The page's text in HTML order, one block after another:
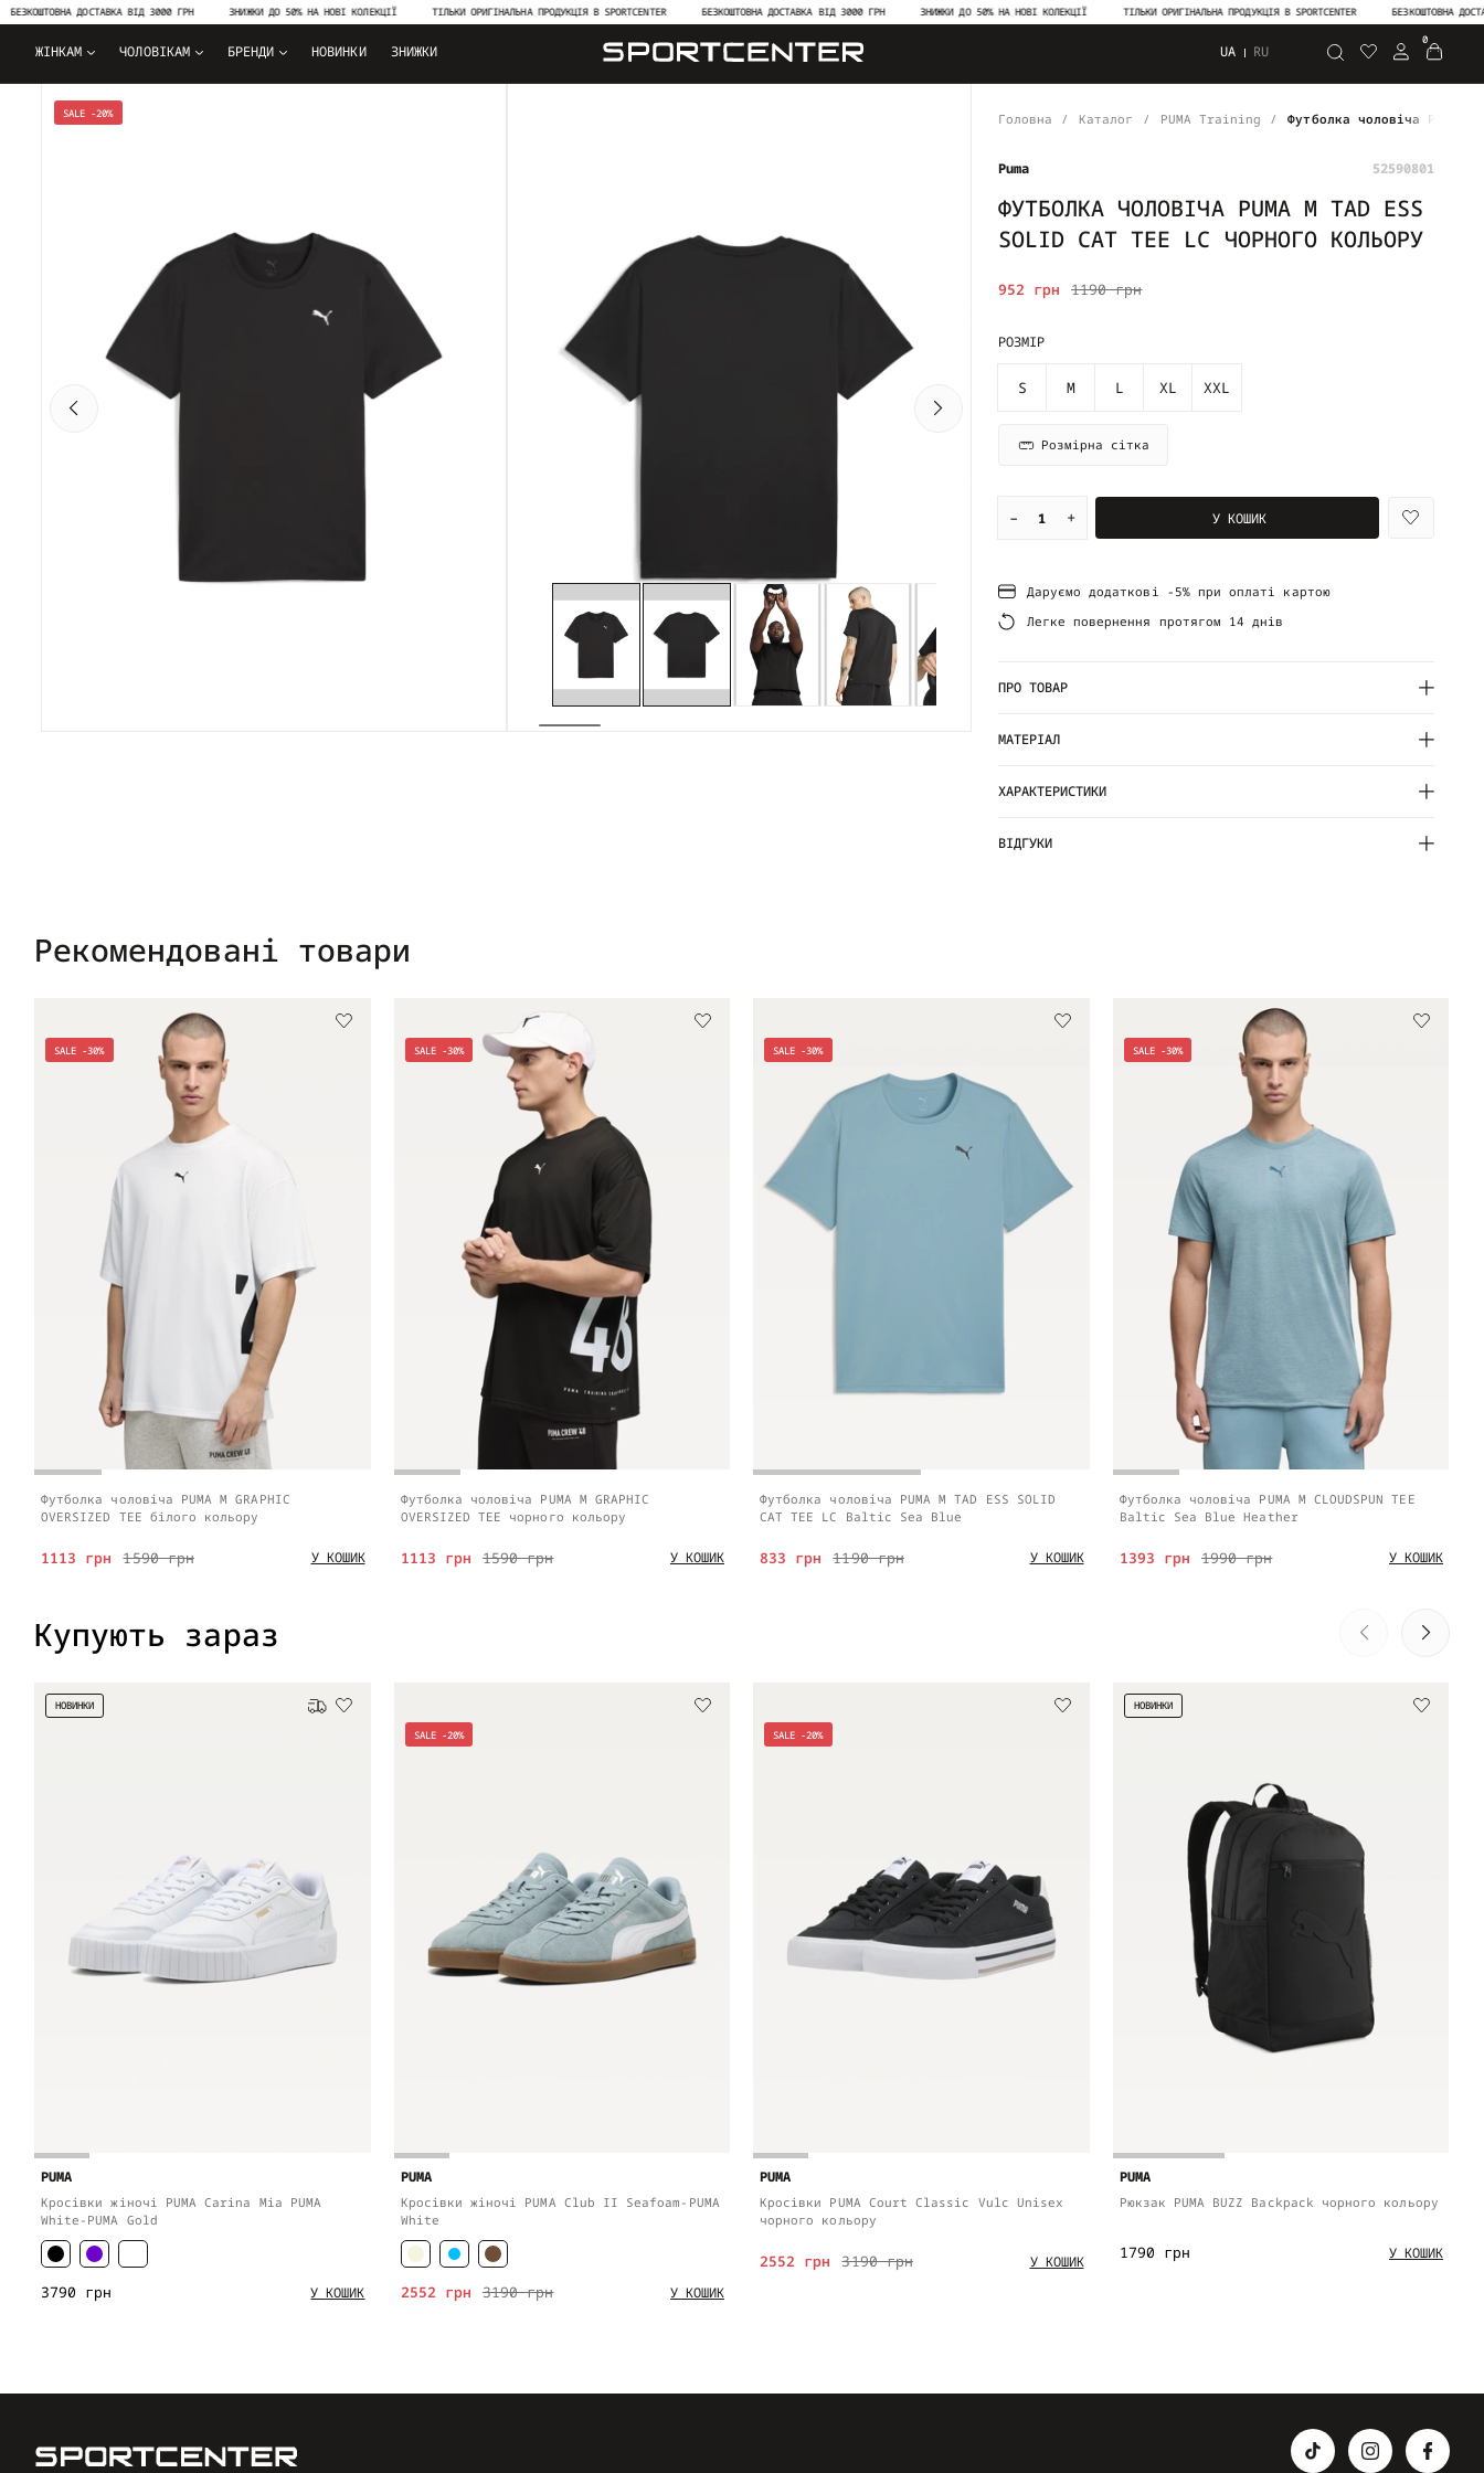
ДОСТАВКА ВІД 3000 ГРН ЗНИЖКИ ДО 50% НА НОВІ КОЛЕКЦІЇ ТІЛЬКИ ОРИГІНАЛЬНА ПРОДУКЦІЯ В SPORTCENTER БЕЗКОШТОВНА ДОСТАВКА ВІД 3000 ГРН ЗНИЖКИ ДО 50% НА НОВІ КОЛЕКЦІЇ ТІЛЬКИ ОРИГІНАЛЬНА ПРОДУКЦІЯ В SPORTCENTER БЕЗКОШТОВНА ДОСТАВКА
ЖІНКАМ ЧОЛОВІКАМ БРЕНДИ НОВИНКИ ЗНИЖКИ UA RU Пошук
0
SALE -20% Головна Каталог PUMA Training Футболка чоловіча PUMA
Puma 52590801
ФУТБОЛКА ЧОЛОВІЧА PUMA M TAD ESS
SOLID CAT TEE LC ЧОРНОГО КОЛЬОРУ
1190 грн
952 грн
РОЗМІР
S M L XL XXL
Розмірна сітка
– + У КОШИК
Даруємо додаткові -5% при оплаті картою
Легке повернення протягом 14 днів
ПРО ТОВАР
МАТЕРІАЛ
ХАРАКТЕРИСТИКИ
ВІДГУКИ
Рекомендовані товари
SALE -30%
Футболка чоловіча PUMA M GRAPHIC
OVERSIZED TEE білого кольору
1590 грн
1113 грн У КОШИК
SALE -30%
Футболка чоловіча PUMA M GRAPHIC
OVERSIZED TEE чорного кольору
1590 грн
1113 грн У КОШИК
SALE -30%
Футболка чоловіча PUMA M TAD ESS SOLID
CAT TEE LC Baltic Sea Blue
1190 грн
833 грн У КОШИК
SALE -30%
Футболка чоловіча PUMA M CLOUDSPUN TEE
Baltic Sea Blue Heather
1990 грн
1393 грн У КОШИК
Купують зараз
НОВИНКИ Безкоштовна доставка
PUMA
Кросівки жіночі PUMA Carina Mia PUMA
White-PUMA Gold
3790 грн У КОШИК
SALE -20%
PUMA
Кросівки жіночі PUMA Club II Seafoam-PUMA
White
3190 грн
2552 грн У КОШИК
SALE -20%
PUMA
Кросівки PUMA Court Classic Vulc Unisex
чорного кольору
3190 грн
2552 грн У КОШИК
НОВИНКИ
PUMA
Рюкзак PUMA BUZZ Backpack чорного кольору
1790 грн У КОШИК